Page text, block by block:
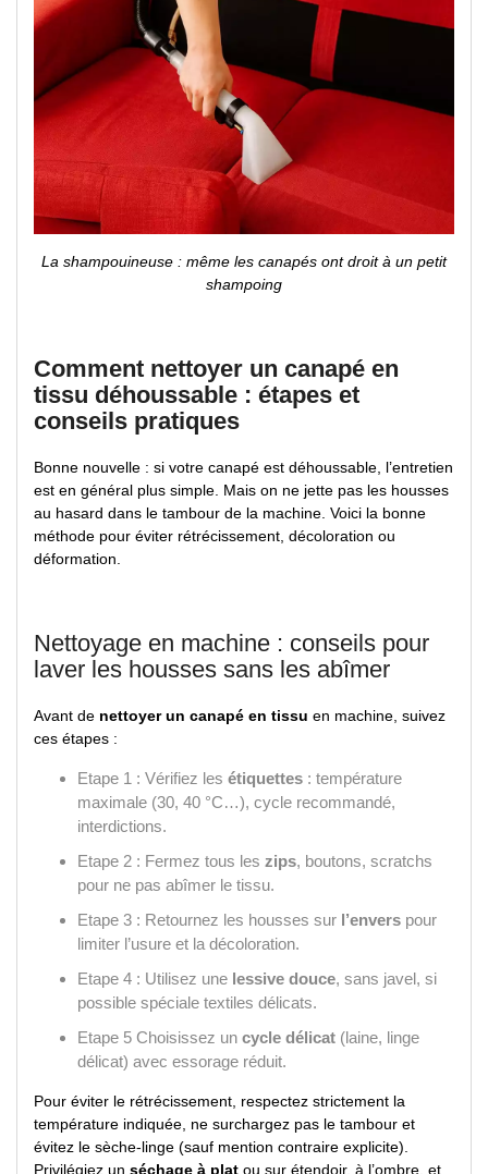
La shampouineuse : même les canapés ont droit à un petit
shampoing
Comment nettoyer un canapé en
tissu déhoussable : étapes et
conseils pratiques
Bonne nouvelle : si votre canapé est déhoussable, l’entretien
est en général plus simple. Mais on ne jette pas les housses
au hasard dans le tambour de la machine. Voici la bonne
méthode pour éviter rétrécissement, décoloration ou
déformation.
Nettoyage en machine : conseils pour
laver les housses sans les abîmer
Avant de nettoyer un canapé en tissu en machine, suivez
ces étapes :
Etape 1 : Vérifiez les étiquettes : température
maximale (30, 40 °C…), cycle recommandé,
interdictions.
Etape 2 : Fermez tous les zips, boutons, scratchs
pour ne pas abîmer le tissu.
Etape 3 : Retournez les housses sur l’envers pour
limiter l’usure et la décoloration.
Etape 4 : Utilisez une lessive douce, sans javel, si
possible spéciale textiles délicats.
Etape 5 Choisissez un cycle délicat (laine, linge
délicat) avec essorage réduit.
Pour éviter le rétrécissement, respectez strictement la
température indiquée, ne surchargez pas le tambour et
évitez le sèche-linge (sauf mention contraire explicite).
Privilégiez un séchage à plat ou sur étendoir, à l’ombre, et